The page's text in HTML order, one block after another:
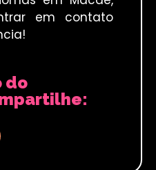
em contato
do